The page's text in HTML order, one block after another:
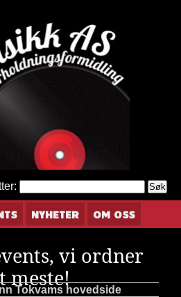
NYHETER OM OSS
vi ordner
meste!
Tokvams hovedside